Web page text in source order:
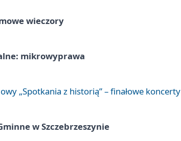
wieczory
mikrowyprawa
„Spotkania z historią” – finałowe koncerty
w Szczebrzeszynie